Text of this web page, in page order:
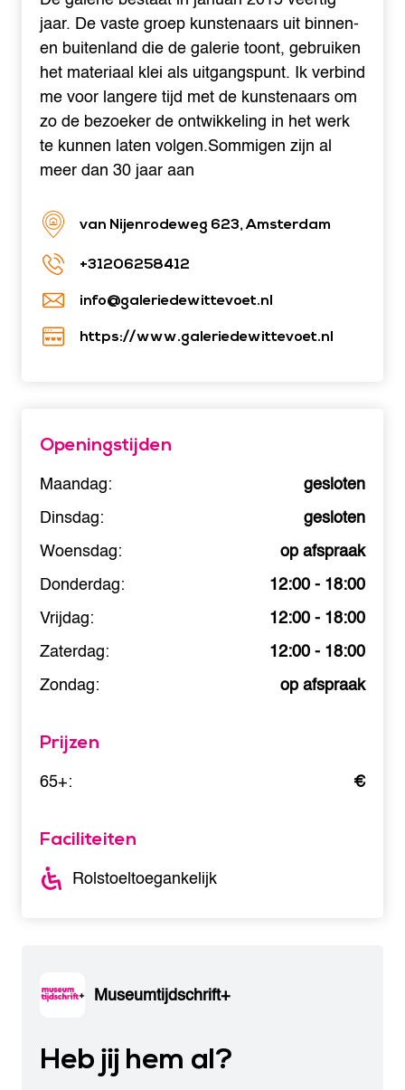
jaar. De vaste groep kunstenaars uit binnen-
en buitenland die de galerie toont, gebruiken
het materiaal klei als uitgangspunt. Ik verbind
me voor langere tijd met de kunstenaars om
zo de bezoeker de ontwikkeling in het werk
te kunnen laten volgen.Sommigen zijn al
meer dan 30 jaar aan
van Nijenrodeweg 623, Amsterdam
+31206258412
info@galeriedewittevoet.nl
https://www.galeriedewittevoet.nl
Openingstijden
Maandag:
gesloten
Dinsdag:
gesloten
Woensdag:
op afspraak
Donderdag:
12:00 - 18:00
Vrijdag:
12:00 - 18:00
Zaterdag:
12:00 - 18:00
Zondag:
op afspraak
Prijzen
65+: €
Faciliteiten
Rolstoeltoegankelijk
Museumtijdschrift+
Heb jij hem al?